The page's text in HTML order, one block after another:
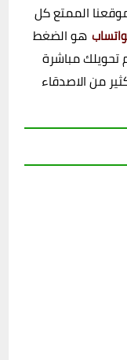
الممتع كل
هو الضغط
تحويلك مباشرة
من الاصدقاء